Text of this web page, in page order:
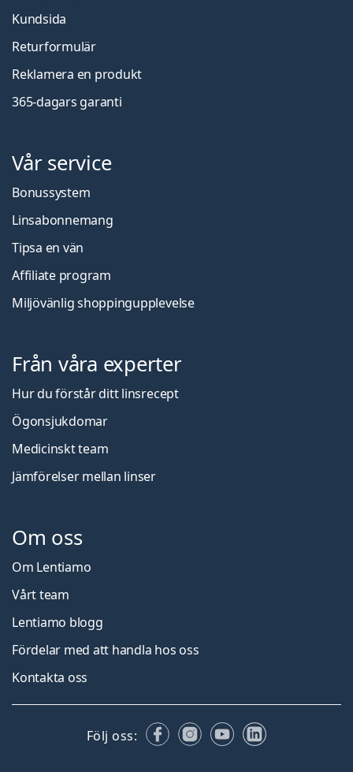
Kundsida
Returformulär
Reklamera en produkt
365-dagars garanti
Vår service
Bonussystem
Linsabonnemang
Tipsa en vän
Affiliate program
Miljövänlig shoppingupplevelse
Från våra experter
Hur du förstår ditt linsrecept
Ögonsjukdomar
Medicinskt team
Jämförelser mellan linser
Om oss
Om Lentiamo
Vårt team
Lentiamo blogg
Fördelar med att handla hos oss
Kontakta oss
Följ oss: FacebookInstagram
YouTubeLinkedIn